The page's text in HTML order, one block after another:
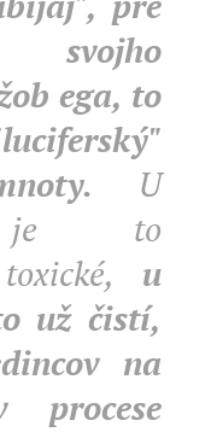
svojho
ega, to
U
je to
u
už čistí,
na